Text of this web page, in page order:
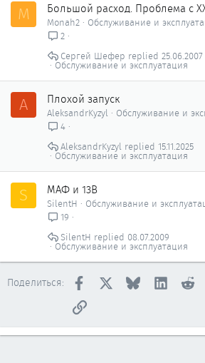
M Большой расход. Проблема с
Monah2
Обслуживание и
2
Обслуживание и эксплуатация
25.06.2007
Сергей Шефер
A Плохой запуск
AleksandrKyzyl
Обслуживание и
4
Обслуживание и эксплуатация
15.11.2025
AleksandrKyzyl
S МАФ и 13В
SilentH
Обслуживание и
19
Обслуживание и эксплуатация
08.07.2009
SilentH
Поделиться: Facebook BlueskyLinkedIn
Ссылка